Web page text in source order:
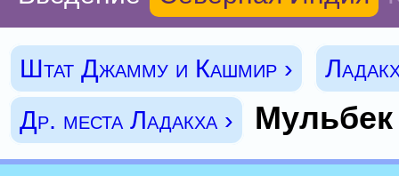
Штат Джамму и Кашмир ›
Др. места Ладакха ›
Мульбек